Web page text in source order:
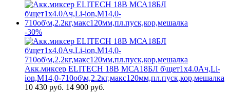
-30%
Акк.миксер ELITECH 18В МСА18БЛ б\щет1х4.0Ач,Li-
ion,М14,0-710об\м,2.2кг,макс120мм,пл.пуск,кор,мешалка
10 430 руб. 14 900 руб.